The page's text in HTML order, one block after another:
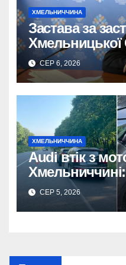
ХМЕЛЬНИЧЧИНА
Застава за
майже 5
внесено.
СЕР 6, 2026
ХМЕЛЬНИЧЧИНА
Audi втік з
затримано.
СЕР 5, 2026